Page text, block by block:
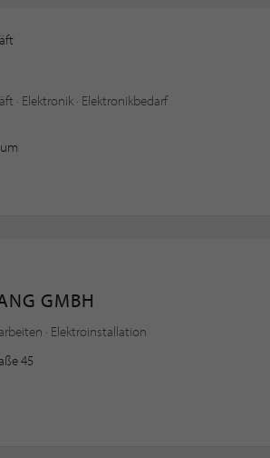
· Elektronik · Elektronikbedarf
GMBH
· Elektroinstallation
45